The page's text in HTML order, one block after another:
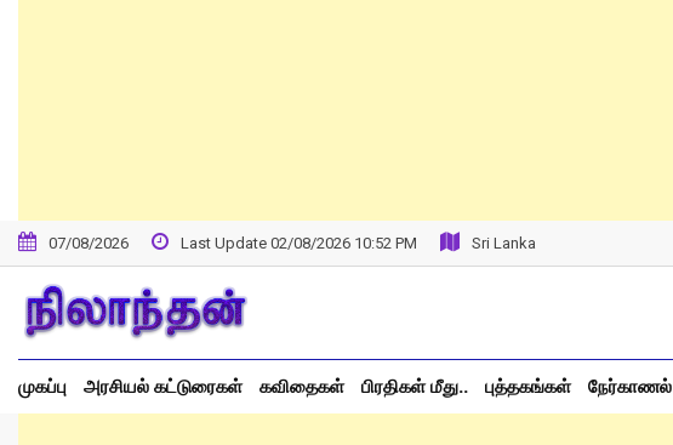
07/08/2026 Last Update 02/08/2026 10:52 PM Sri Lanka
முகப்பு அரசியல் கட்டுரைகள் கவிதைகள் பிரதிகள் மீது.. புத்தகங்கள் நேர்காணல்